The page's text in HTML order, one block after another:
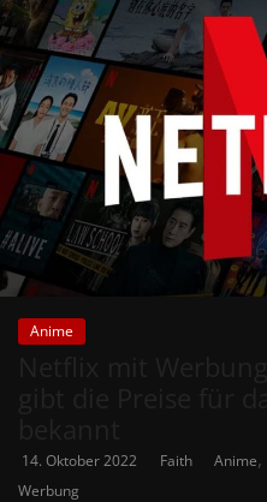
Anime
14. Oktober 2022 Faith Anime,
Werbung